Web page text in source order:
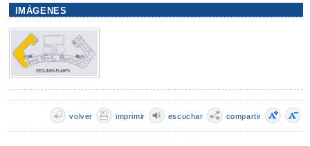
IMÁGENES
compartir
escuchar
imprimir
volver